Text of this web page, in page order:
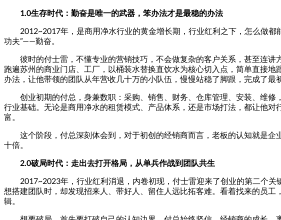
1.0生存时代：勤奋是唯一的武器，笨办法才是最稳的办法
2012~2017年，是商用净水行业的黄金增长期，行业红利之下，怎么做
功夫”——勤奋。
彼时的付士雷，不懂专业的营销技巧，不会做复杂的客户关系，甚至连
跑遍苏州的商业门店、工厂，以桶装水替换直饮水为核心切入点，简单直接
办法，让他带领的团队从年营收几十万的小队伍，慢慢站稳了脚跟，完成了最
创业初期的付总，身兼数职：采购、销售、财务、仓库管理、安装、维
行业基础。无论是商用净水的租赁模式、产品体系，还是市场打法，都让他
富。
这个阶段，付总深刻体会到，对于初创的经销商而言，老板的认知就是
十倍。
2.0破局时代：走出去打开格局，从单兵作战到团队共生
2017~2023年，行业红利消退，内卷初现，付士雷迎来了创业的第二个
想搭建团队时，却发现招来人、带好人、留住人远比拓客难。看着找来的员
辑。